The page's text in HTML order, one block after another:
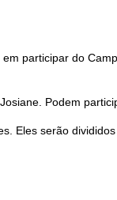
participar do
Podem
Eles serão